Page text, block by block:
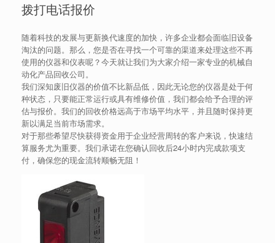
拨打电话报价
随着科技的发展与更新换代速度的加快，许多企业都会面临旧设备
淘汰的问题。那么，您是否在寻找一个可靠的渠道来处理这些不再
使用的仪器和仪表呢？今天就让我们为大家介绍一家专业的机械自
动化产品回收公司。
我们深知废旧仪器的价值不比新品低，因此无论您的仪器是处于何
种状态，只要能正常运行或具有维修价值，我们都会给予合理的评
估与报价。我们的回收价格远高于市场平均水平，并且随时保持更
新以满足当前市场需求。
对于那些希望尽快获得资金用于企业经营周转的客户来说，快速结
算服务尤为重要。我们承诺在您确认回收后24小时内完成款项支
付，确保您的现金流转顺畅无阻！